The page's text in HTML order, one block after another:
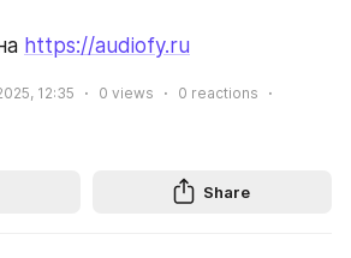
https://audiofy.ru
12:35 0 views 0 reactions
Share